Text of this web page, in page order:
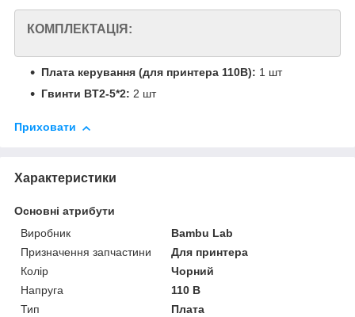
КОМПЛЕКТАЦІЯ:
Плата керування (для принтера 110В): 1 шт
Гвинти BT2-5*2: 2 шт
Приховати
Характеристики
Основні атрибути
Виробник
Bambu Lab
Призначення запчастини
Для принтера
Колір
Чорний
Напруга
110 В
Тип
Плата